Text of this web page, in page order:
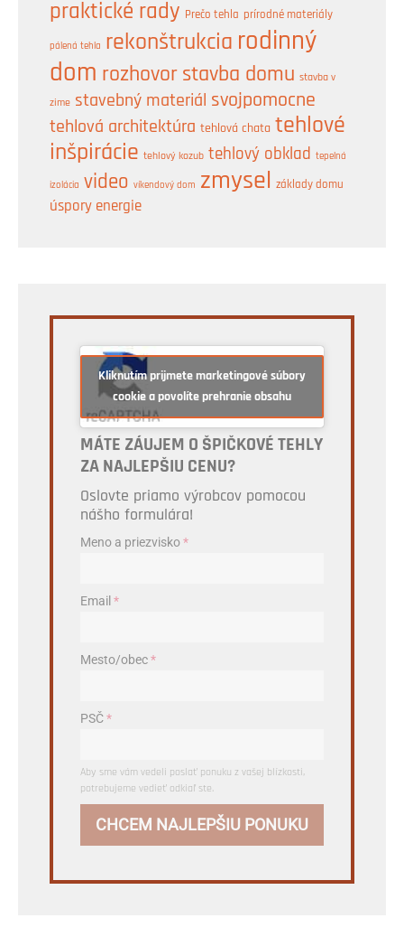
praktické rady Prečo tehla prírodné materiály
pálená tehla rekonštrukcia rodinný
dom rozhovor stavba domu stavba v
zime stavebný materiál svojpomocne
tehlová architektúra tehlová chata tehlové
inšpirácie tehlový kozub tehlový obklad tepelná
izolácia video víkendový dom zmysel základy domu
úspory energie
Kliknutím prijmete marketingové súbory
cookie a povolíte prehranie obsahu
MÁTE ZÁUJEM O ŠPIČKOVÉ TEHLY
ZA NAJLEPŠIU CENU?
Oslovte priamo výrobcov pomocou
nášho formulára!
Meno a priezvisko*
Email *
Mesto/obec*
PSČ*
Aby sme vám vedeli poslať ponuku z vašej blízkosti,
potrebujeme vedieť odkiaľ ste.
CHCEM NAJLEPŠIU PONUKU